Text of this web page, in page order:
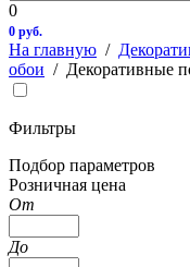
0
0 руб.
На главную /
обои / Декоративные
Фильтры
Подбор параметров
Розничная цена
От
До